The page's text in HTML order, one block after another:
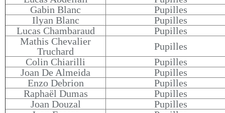
Gabin Blanc
Pupilles
Ilyan Blanc
Pupilles
Lucas Chambaraud
Pupilles
Mathis Chevalier
Truchard
Pupilles
Colin Chiarilli
Pupilles
Joan De Almeida
Pupilles
Enzo Debrion
Pupilles
Raphaël Dumas
Pupilles
Joan Douzal
Pupilles